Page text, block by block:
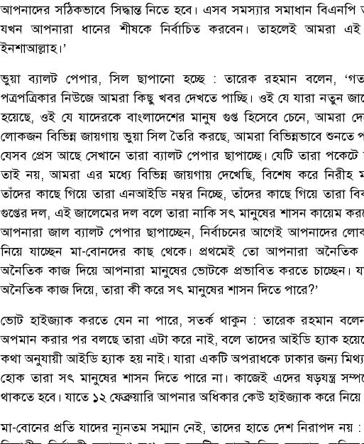
আপনাদের সঠিকভাবে সিদ্ধান্ত নিতে হবে। এসব সমস্যার সমাধান
যখন আপনারা ধানের শীষকে নির্বাচিত করবেন। তাহলেই আমরা
ইনশাআল্লাহ।’
ভুয়া ব্যালট পেপার, সিল ছাপানো হচ্ছে : তারেক রহমান বলেন,
পত্রপত্রিকার নিউজে আমরা কিছু খবর দেখতে পাচ্ছি। ওই যে যারা নতুন
হয়েছে, ওই যে যাদেরকে বাংলাদেশের মানুষ গুপ্ত হিসেবে চেনে, আমরা
লোকজন বিভিন্ন জায়গায় ভুয়া সিল তৈরি করছে, আমরা বিভিন্নভাবে শুনতে
যেসব প্রেস আছে সেখানে তারা ব্যালট পেপার ছাপাচ্ছে। যেটি তারা
তাই নয়, আমরা এর মধ্যে বিভিন্ন জায়গায় দেখেছি, বিশেষ করে নিরীহ
তাঁদের কাছে গিয়ে তারা এনআইডি নম্বর নিচ্ছে, তাঁদের কাছে গিয়ে তারা
গুপ্তের দল, এই জালেমের দল বলে তারা নাকি সৎ মানুষের শাসন কায়েম
আপনারা জাল ব্যালট পেপার ছাপাচ্ছেন, নির্বাচনের আগেই আপনাদের
নিয়ে যাচ্ছেন মা-বোনদের কাছ থেকে। প্রথমেই তো আপনারা
অনৈতিক কাজ দিয়ে আপনারা মানুষের ভোটকে প্রভাবিত করতে চাচ্ছেন।
অনৈতিক কাজ দিয়ে, তারা কী করে সৎ মানুষের শাসন দিতে পারে?’
ভোট হাইজ্যাক করতে যেন না পারে, সতর্ক থাকুন : তারেক রহমান
অপমান করার পর বলছে তারা এটা করে নাই, বলে তাদের আইডি হ্যাক
কথা অনুযায়ী আইডি হ্যাক হয় নাই। যারা একটি অপরাধকে ঢাকার জন্য
হোক তারা সৎ মানুষের শাসন দিতে পারে না। কাজেই এদের ষড়যন্ত্র
থাকতে হবে। যাতে ১২ ফেব্রুয়ারি আপনার অধিকার কেউ হাইজ্যাক করে নিয়ে
মা-বোনের প্রতি যাদের ন্যূনতম সম্মান নেই, তাদের হাতে দেশ নিরাপদ